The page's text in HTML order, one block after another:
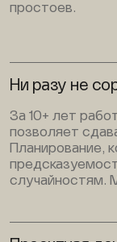
простоев.
Ни разу не
За 10+ лет
позволяет
Планирование,
случайностям.